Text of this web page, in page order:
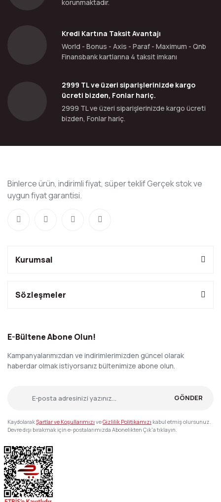
korunmaktadır.
Kredi Kartına Taksit Avantajı
World - Bonus - Axis - Paraf - Maximum - Qnb
Finansbank kartlarına 4 taksit imkanı
2999 TL ve üzeri siparişlerinizde kargo
ücreti bizden, Fonlar hariç.
2999 TL ve üzeri siparişlerinizde kargo ücreti
bizden, Fonlar hariç.
Binlerce ürün, indirimli fiyat, süper teklif Gerçek stok ve
uygun fiyat garantisi.
Kurumsal
Sözleşmeler
E-Bültene Abone Olun!
Kampanyalarımızdan ve indirimlerimizden güncel olarak
haberdar olmak istiyorsanız bültenimize abone olun.
GÖNDER
KaydolarakŞartlar ve Koşullarımızı veGizlilik Politikamızı kabul etmiş olursunuz.
Devre dışı bırakmak için e-postalarımızda Abonelikten Çık'a tıklayın.